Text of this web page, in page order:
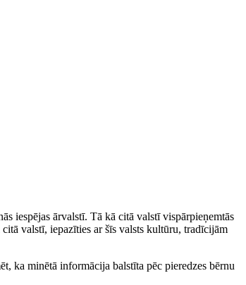
iespējas ārvalstī. Tā kā citā valstī vispārpieņemtās
valstī, iepazīties ar šīs valsts kultūru, tradīcijām
ka minētā informācija balstīta pēc pieredzes bērnu